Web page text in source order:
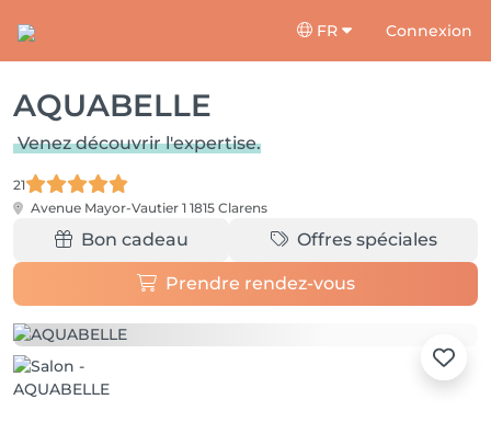
FR Connexion
AQUABELLE
Venez découvrir l'expertise.
21
Avenue Mayor-Vautier 1 1815 Clarens
Bon cadeau Offres spéciales
Prendre rendez-vous